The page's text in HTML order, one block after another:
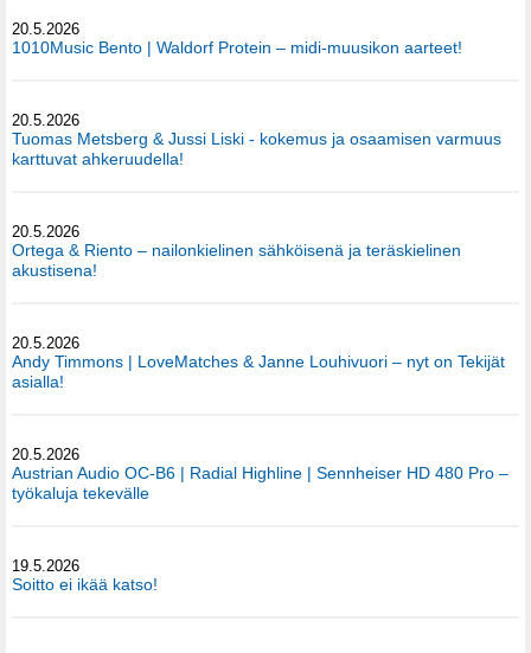
20.5.2026
1010Music Bento | Waldorf Protein – midi-muusikon aarteet!
20.5.2026
Tuomas Metsberg & Jussi Liski - kokemus ja osaamisen varmuus
karttuvat ahkeruudella!
20.5.2026
Ortega & Riento – nailonkielinen sähköisenä ja teräskielinen
akustisena!
20.5.2026
Andy Timmons | LoveMatches & Janne Louhivuori – nyt on Tekijät
asialla!
20.5.2026
Austrian Audio OC-B6 | Radial Highline | Sennheiser HD 480 Pro –
työkaluja tekevälle
19.5.2026
Soitto ei ikää katso!